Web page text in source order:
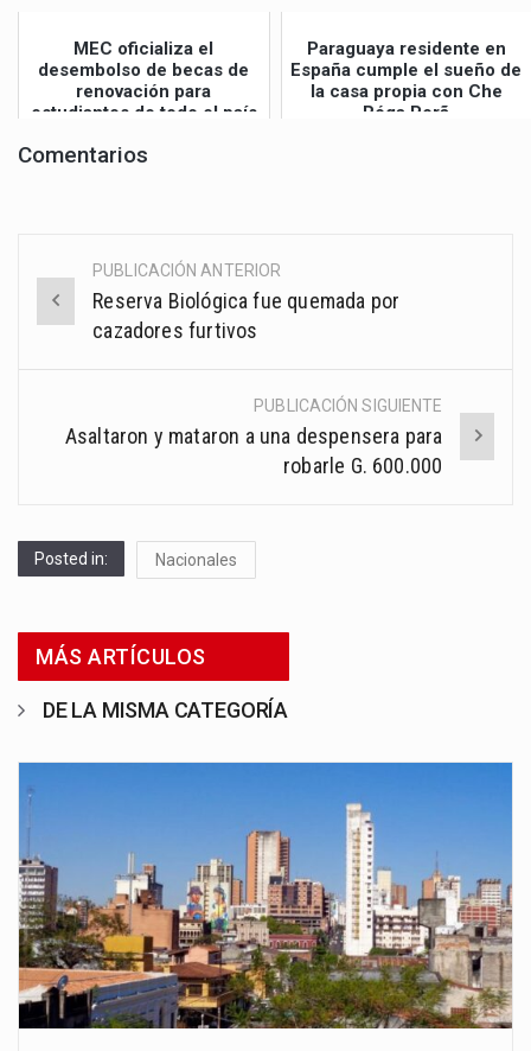
MEC oficializa el
desembolso de becas de
renovación para
estudiantes de todo el país
Paraguaya residente en
España cumple el sueño de
la casa propia con Che
Róga Porã
Comentarios
Post
navigation
PUBLICACIÓN ANTERIOR
Reserva Biológica fue quemada por
cazadores furtivos
PUBLICACIÓN SIGUIENTE
Asaltaron y mataron a una despensera para
robarle G. 600.000
Posted in: Nacionales
MÁS ARTÍCULOS
DE LA MISMA CATEGORÍA